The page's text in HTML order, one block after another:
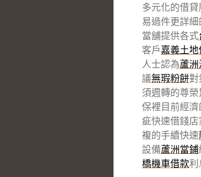
多元化的借
易過件更詳
當舖提供各式
客戶嘉義土
人士認為蘆
議無瑕粉餅對
須週轉的尊
保裡目前經
疵快速借錢
複的手續快速
設備蘆洲當鋪
橋機車借款利